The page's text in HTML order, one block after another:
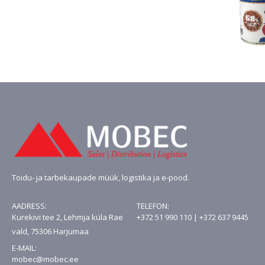
Toidu- ja tarbekaupade müük, logistika ja e-pood.
AADRESS:
Kurekivi tee 2, Lehmja küla Rae
vald, 75306 Harjumaa
TELEFON:
+372 51 990 110 | +372 637 9445
E-MAIL:
mobec@mobec.ee